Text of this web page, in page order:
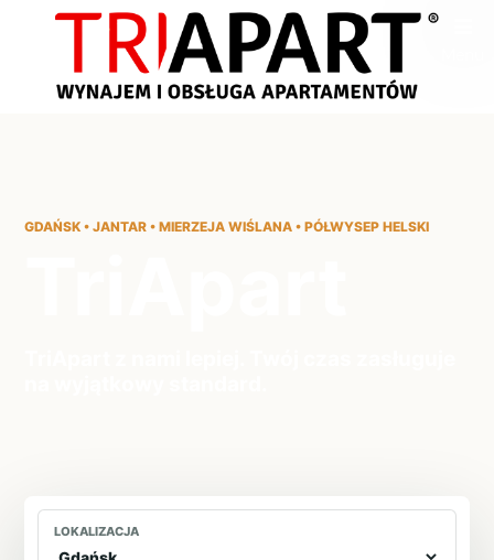
GDAŃSK • JANTAR • MIERZEJA WIŚLANA • PÓŁWYSEP HELSKI
LOKALIZACJA